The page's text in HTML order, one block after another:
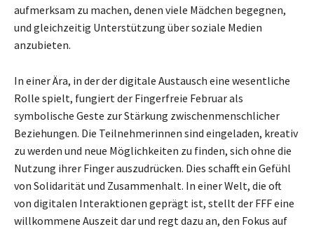
aufmerksam zu machen, denen viele Mädchen begegnen,
und gleichzeitig Unterstützung über soziale Medien
anzubieten.
In einer Ära, in der der digitale Austausch eine wesentliche
Rolle spielt, fungiert der Fingerfreie Februar als
symbolische Geste zur Stärkung zwischenmenschlicher
Beziehungen. Die Teilnehmerinnen sind eingeladen, kreativ
zu werden und neue Möglichkeiten zu finden, sich ohne die
Nutzung ihrer Finger auszudrücken. Dies schafft ein Gefühl
von Solidarität und Zusammenhalt. In einer Welt, die oft
von digitalen Interaktionen geprägt ist, stellt der FFF eine
willkommene Auszeit dar und regt dazu an, den Fokus auf